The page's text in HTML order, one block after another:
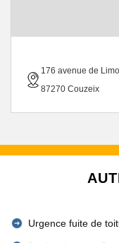
176 avenue de
87270 Couzeix
Urgence fuite de